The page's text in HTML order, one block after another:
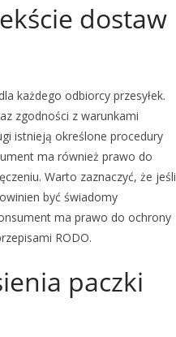
dostaw
każdego odbiorcy przesyłek.
zgodności z warunkami
istnieją określone procedury
ma również prawo do
Warto zaznaczyć, że jeśli
być świadomy
ma prawo do ochrony
RODO.
paczki